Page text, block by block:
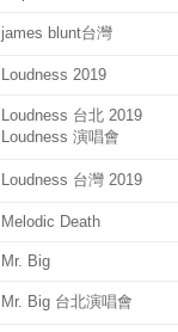
james blunt台灣
Loudness 2019
Loudness 台北 2019
Loudness 演唱會
Loudness 台灣 2019
Melodic Death
Mr. Big
Mr. Big 台北演唱會